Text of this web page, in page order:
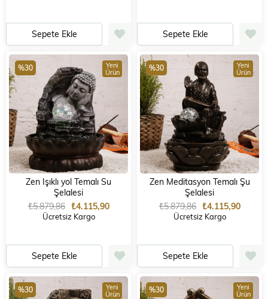
Sepete Ekle Sepete Ekle
Zen Işıklı yol Temalı Su
Şelalesi
₺4.115,90
₺5.879,86
Sepete Ekle
%30
Ücretsiz Kargo
Yeni
Ürün
Zen Meditasyon Temalı Şu
Şelalesi
₺4.115,90
₺5.879,86
Sepete Ekle
%30
Ücretsiz Kargo
Yeni
Ürün
%30
Yeni
Ürün
%30
Yeni
Ürün